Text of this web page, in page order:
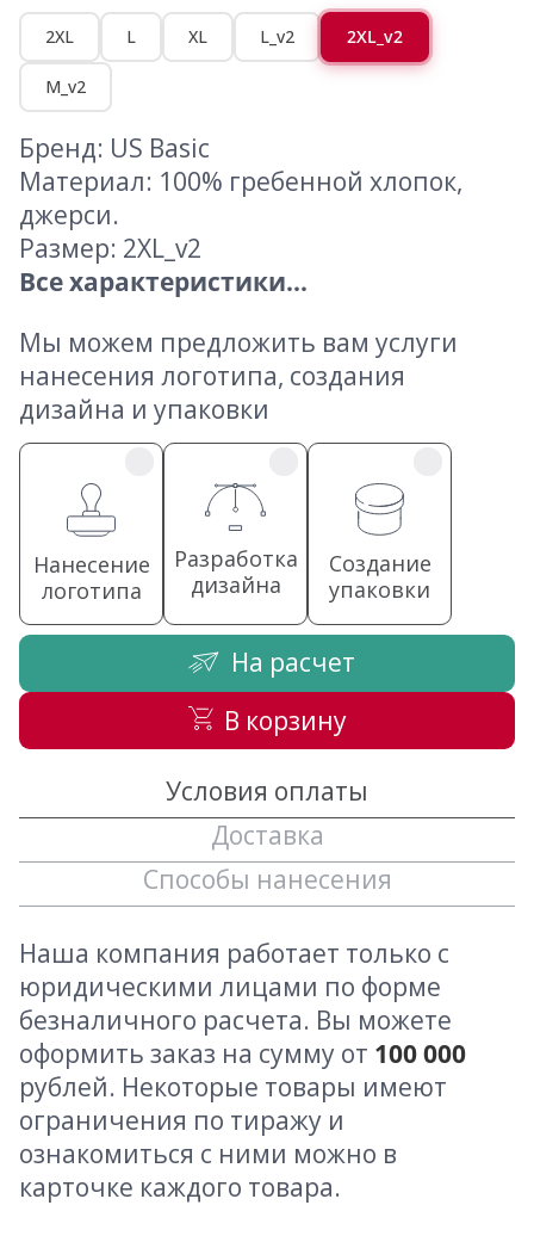
2XL L XL L_v2 2XL_v2
M_v2
Бренд: US Basic
Материал: 100% гребенной хлопок,
джерси.
Размер: 2XL_v2
Все характеристики...
Мы можем предложить вам услуги
нанесения логотипа, создания
дизайна и упаковки
Нанесение
логотипа
Разработка
дизайна
Создание
упаковки
На расчет
В корзину
Условия оплаты
Доставка
Способы нанесения
Наша компания работает только с
юридическими лицами по форме
безналичного расчета. Вы можете
оформить заказ на сумму от 100 000
рублей. Некоторые товары имеют
ограничения по тиражу и
ознакомиться с ними можно в
карточке каждого товара.